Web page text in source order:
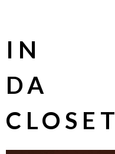
IN
DA
CLOSET